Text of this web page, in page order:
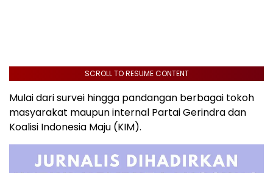
SCROLL TO RESUME CONTENT
Mulai dari survei hingga pandangan berbagai tokoh
masyarakat maupun internal Partai Gerindra dan
Koalisi Indonesia Maju (KIM).